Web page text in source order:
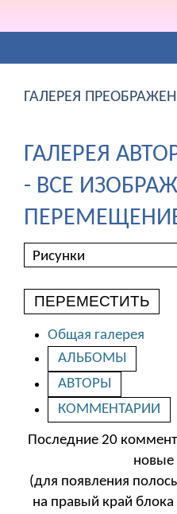
ГАЛЕРЕЯ
ГАЛЕРЕЯ
- ВСЕ
ПЕРЕМЕСТИТЬ
Общая галерея
АЛЬБОМЫ
АВТОРЫ
КОММЕНТАРИИ
Последние 20
новые
(для появления
на правый край блока